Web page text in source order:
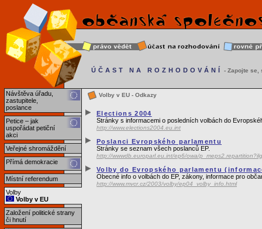
Návštěva úřadu,
zastupitele,
poslance
Petice – jak
uspořádat petiční
akci
Veřejné shromáždění
Přímá demokracie
Místní referendum
Volby
Volby v EU
Založení politické strany
či hnutí
ÚČAST NA ROZHODOVÁNÍ - Zapojte se,
Volby v EU - Odkazy
Elections 2004
Stránky s informacemi o posledních volbách do
http://www.elections2004.eu.int
Poslanci Evropského parlamentu
Stránky se seznam všech poslanců EP.
http://wwwdb.europarl.eu.int/ep6/owa/
Volby do Evropského parlamentu
Obecné info o volbách do EP, zákony, informace pro
http://www.mvcr.cz/2003/volby/ep04_volby_info.html